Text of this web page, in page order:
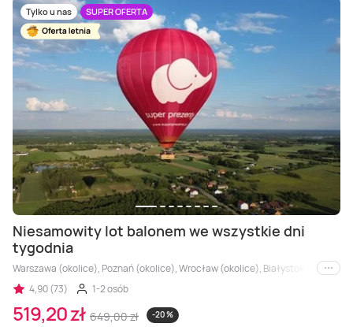
Masaż Karku
Masaż orientalny
Tylko u nas SUPER OFERTA
Niesamowity lot balonem we wszystkie dni
tygodnia
Warszawa (okolice), Poznań (okolice), Wrocław (okolice), Białystok
i inne
4,90 (73)
1-2 osób
519,20 zł 649,00 zł
-20 %